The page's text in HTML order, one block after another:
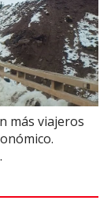
más viajeros